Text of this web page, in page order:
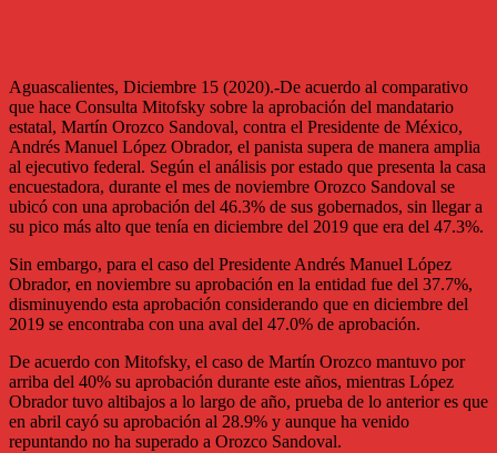
Aguascalientes, Diciembre 15 (2020).-De acuerdo al comparativo
que hace Consulta Mitofsky sobre la aprobación del mandatario
estatal, Martín Orozco Sandoval, contra el Presidente de México,
Andrés Manuel López Obrador, el panista supera de manera amplia
al ejecutivo federal. Según el análisis por estado que presenta la casa
encuestadora, durante el mes de noviembre Orozco Sandoval se
ubicó con una aprobación del 46.3% de sus gobernados, sin llegar a
su pico más alto que tenía en diciembre del 2019 que era del 47.3%.
Sin embargo, para el caso del Presidente Andrés Manuel López
Obrador, en noviembre su aprobación en la entidad fue del 37.7%,
disminuyendo esta aprobación considerando que en diciembre del
2019 se encontraba con una aval del 47.0% de aprobación.
De acuerdo con Mitofsky, el caso de Martín Orozco mantuvo por
arriba del 40% su aprobación durante este años, mientras López
Obrador tuvo altibajos a lo largo de año, prueba de lo anterior es que
en abril cayó su aprobación al 28.9% y aunque ha venido
repuntando no ha superado a Orozco Sandoval.